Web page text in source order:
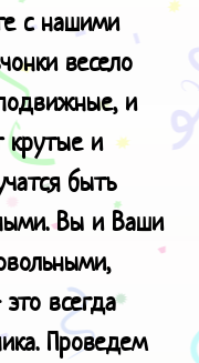
с нашими
весело
и
крутые и
быть
Вы и Ваши
всегда
Проведем